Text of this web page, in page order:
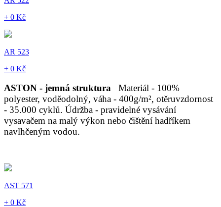
+ 0 Kč
AR 523
+ 0 Kč
ASTON - jemná struktura
Materiál - 100%
polyester, voděodolný, váha - 400g/m², otěruvzdornost
- 35.000 cyklů. Údržba - pravidelné vysávání
vysavačem na malý výkon nebo čištění hadříkem
navlhčeným vodou.
AST 571
+ 0 Kč